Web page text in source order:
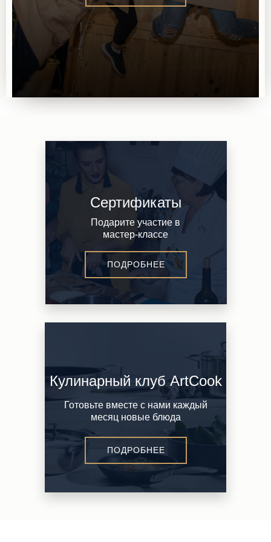
ПОДРОБНЕЕ
Сертификаты
Подарите участие в
мастер-классе
Кулинарный клуб ArtCook
ПОДРОБНЕЕ
Готовьте вместе с нами каждый
месяц новые блюда